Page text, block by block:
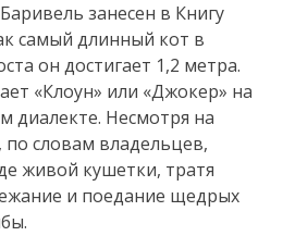
занесен в Книгу
самый длинный кот в
он достигает 1,2 метра.
«Клоун» или «Джокер» на
диалекте. Несмотря на
словам владельцев,
живой кушетки, тратя
и поедание щедрых